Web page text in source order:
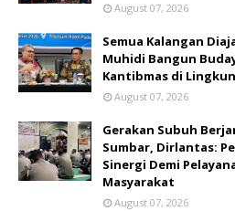
August 07, 2026
Semua Kalangan
Muhidi Bangun
Kantibmas di
August 07, 2026
Gerakan Subuh
Sumbar, Dirlantas:
Sinergi Demi
Masyarakat
August 07, 2026